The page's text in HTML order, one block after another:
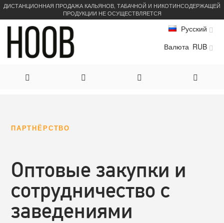
ДИСТАНЦИОННАЯ ПРОДАЖА КАЛЬЯНОВ, ТАБАЧНОЙ И НИКОТИНСОДЕРЖАЩЕЙ
ПРОДУКЦИИ НЕ ОСУЩЕСТВЛЯЕТСЯ
Русский
Валюта RUB
ПАРТНЁРСТВО
Оптовые закупки и
сотрудничество с
заведениями